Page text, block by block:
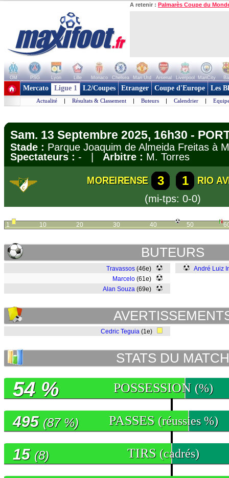
A retenir : Palmarès Coupe du
OM PSG Lyon Lille Monaco Chelsea Man Utd Arsenal Liverpool ManCity
+ de clubs
Mercato Ligue 1 L2/Coupes Etranger Coupe d'Europe Les
Actualité | Résultats & Classement | Buteurs | Calendrier |
Sam. 13 Septembre 2025, 16h30 -
Stade : Parque Joaquim de Almeida Freitas
Spectateurs : - | Arbitre : M. Torres
MOREIRENSE 3 1
RIO
(mi-tps: 0-0)
1 10 20 30 40 50
BUTEURS
Travassos (46e)
Marcelo (61e)
Alan Souza (69e)
André Luiz
Cedric Teguia (1e)
STATS DU MATCH
POSSESSION (%)
54 %
PASSES (réussies %)
495 (87 %)
TIRS (cadrés)
15 (8)